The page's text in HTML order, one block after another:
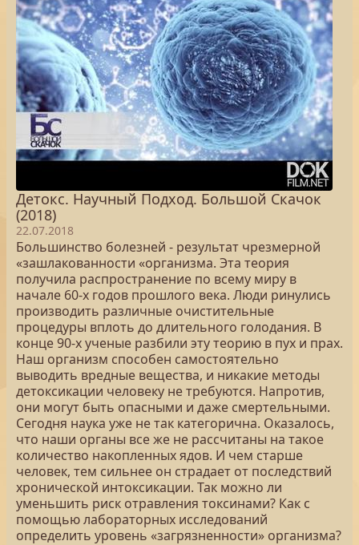
Детокс. Научный Подход. Большой Скачок
(2018)
22.07.2018
Большинство болезней - результат чрезмерной
«зашлакованности «организма. Эта теория
получила распространение по всему миру в
начале 60-х годов прошлого века. Люди ринулись
производить различные очистительные
процедуры вплоть до длительного голодания. В
конце 90-х ученые разбили эту теорию в пух и прах.
Наш организм способен самостоятельно
выводить вредные вещества, и никакие методы
детоксикации человеку не требуются. Напротив,
они могут быть опасными и даже смертельными.
Сегодня наука уже не так категорична. Оказалось,
что наши органы все же не рассчитаны на такое
количество накопленных ядов. И чем старше
человек, тем сильнее он страдает от последствий
хронической интоксикации. Так можно ли
уменьшить риск отравления токсинами? Как с
помощью лабораторных исследований
определить уровень «загрязненности» организма?